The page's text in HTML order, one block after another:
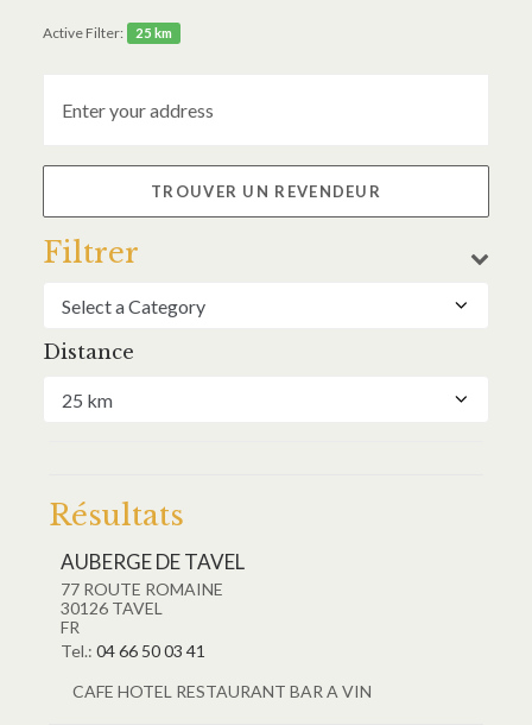
Active Filter: 25 km
TROUVER UN REVENDEUR
Filtrer
Distance
Résultats
AUBERGE DE TAVEL
77 ROUTE ROMAINE
30126 TAVEL
FR
Tel.: 04 66 50 03 41
CAFE HOTEL RESTAURANT BAR A VIN